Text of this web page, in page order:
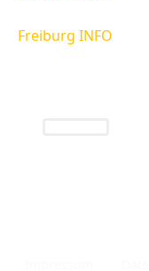
Freiburg INFO